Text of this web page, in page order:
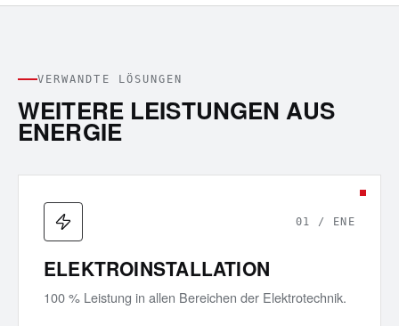
VERWANDTE LÖSUNGEN
WEITERE LEISTUNGEN AUS
ENERGIE
01 / ENE
ELEKTROINSTALLATION
100 % Leistung in allen Bereichen der Elektrotechnik.